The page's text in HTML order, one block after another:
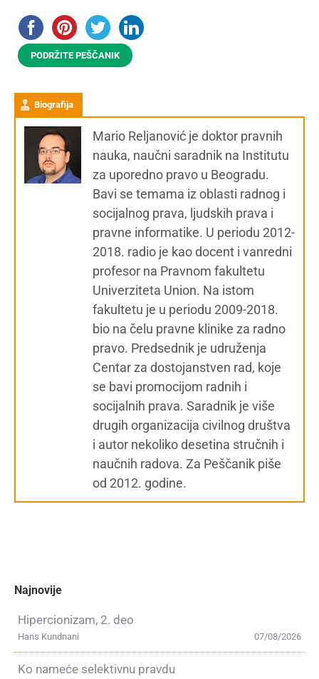
PODRŽITE PEŠČANIK
Biografija
Mario Reljanović je doktor pravnih
nauka, naučni saradnik na Institutu
za uporedno pravo u Beogradu.
Bavi se temama iz oblasti radnog i
socijalnog prava, ljudskih prava i
pravne informatike. U periodu 2012-
2018. radio je kao docent i vanredni
profesor na Pravnom fakultetu
Univerziteta Union. Na istom
fakultetu je u periodu 2009-2018.
bio na čelu pravne klinike za radno
pravo. Predsednik je udruženja
Centar za dostojanstven rad, koje
se bavi promocijom radnih i
socijalnih prava. Saradnik je više
drugih organizacija civilnog društva
i autor nekoliko desetina stručnih i
naučnih radova. Za Peščanik piše
od 2012. godine.
Najnovije
Hipercionizam, 2. deo
07/08/2026
Hans Kundnani
Ko nameće selektivnu pravdu